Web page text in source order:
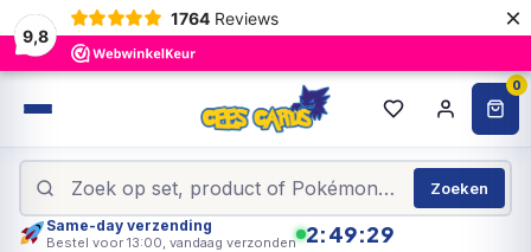
9,8
1764 Reviews ×
0
Zoeken
Same-day verzending
Bestel voor 13:00, vandaag verzonden 2:49:29